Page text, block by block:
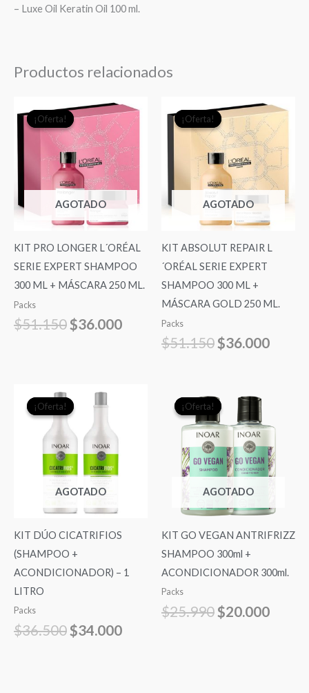
– Luxe Oil Keratin Oil 100 ml.
Productos relacionados
¡Oferta!
AGOTADO
¡Oferta!
KIT PRO LONGER L´ORÉAL
SERIE EXPERT SHAMPOO
300 ML + MÁSCARA 250 ML.
Packs
$51.150
El
precio
original
era:
$51.150.
$36.000
El
precio
actual
es:
$36.000.
¡Oferta!
AGOTADO
¡Oferta!
KIT ABSOLUT REPAIR L
´ORÉAL SERIE EXPERT
SHAMPOO 300 ML +
MÁSCARA GOLD 250 ML.
Packs
$51.150
El
precio
original
era:
$51.150.
$36.000
El
precio
actual
es:
¡Oferta!
AGOTADO
¡Oferta!
KIT DÚO CICATRIFIOS
(SHAMPOO +
ACONDICIONADOR) – 1
LITRO
Packs
$36.500
precio
original
era:
$36.500.
$34.000
¡Oferta!
AGOTADO
¡Oferta!
KIT GO VEGAN ANTRIFRIZZ
SHAMPOO 300ml +
ACONDICIONADOR 300ml.
Packs
$25.990
precio
original
era:
$25.990.
$20.000
actual
es: